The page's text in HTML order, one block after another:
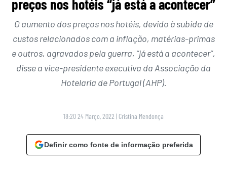
preços nos hotéis “já está a acontecer”
O aumento dos preços nos hotéis, devido à subida de
custos relacionados com a inflação, matérias-primas
e outros, agravados pela guerra, “já está a acontecer”,
disse a vice-presidente executiva da Associação da
Hotelaria de Portugal (AHP).
18:20 24 Março, 2022 | Cristina Mendonça
Definir como fonte de informação preferida